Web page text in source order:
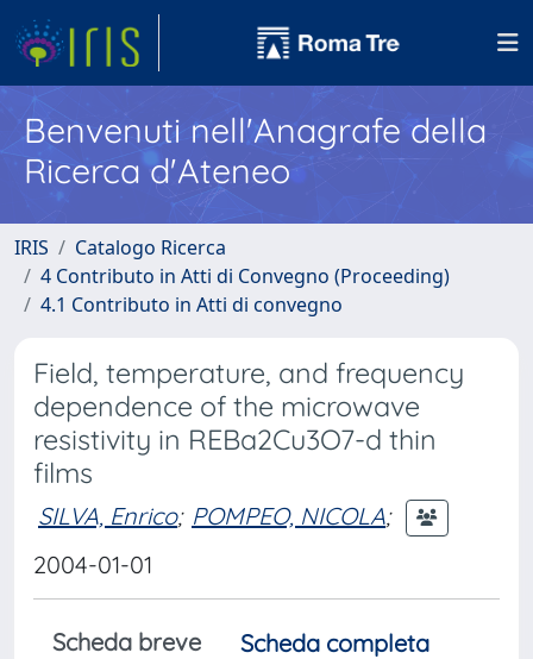
Benvenuti nell'Anagrafe della
Ricerca d'Ateneo
IRIS
Catalogo Ricerca
4 Contributo in Atti di Convegno (Proceeding)
4.1 Contributo in Atti di convegno
Field, temperature, and frequency
dependence of the microwave
resistivity in REBa2Cu3O7-d thin
films
SILVA, Enrico; POMPEO, NICOLA;
2004-01-01
Scheda breve
Scheda completa